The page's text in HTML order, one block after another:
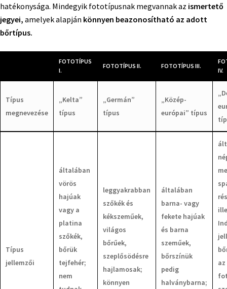
hatékonysága. Mindegyik fototípusnak megvannak az ismertető
jegyei, amelyek alapján könnyen beazonosítható az adott
bőrtípus.
FOTOTÍPUS
I.
FOTOTÍPUS II. FOTOTÍPUS III.
IV.
Típus
megnevezése
„Kelta”
típus
„Germán”
típus
„Közép-
európai” típus
Típus
jellemzői
általában
vörös
hajúak
vagy a
platina
szőkék,
bőrük
tejfehér;
nem
leggyakrabban
szőkék és
kékszeműek,
világos
bőrűek,
szeplősödésre
hajlamosak;
könnyen
általában
barna- vagy
fekete hajúak
és barna
szeműek,
bőrszínük
pedig
halványbarna;